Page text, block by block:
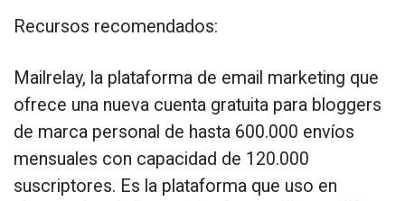
Recursos recomendados:
Mailrelay, la plataforma de email marketing que
ofrece una nueva cuenta gratuita para bloggers
de marca personal de hasta 600.000 envíos
mensuales con capacidad de 120.000
suscriptores. Es la plataforma que uso en